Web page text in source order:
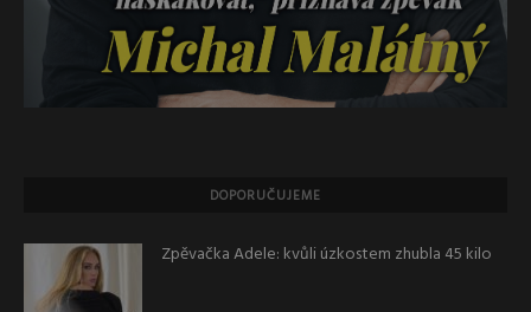
DOPORUČUJEME
Zpěvačka Adele: kvůli úzkostem zhubla 45 kilo